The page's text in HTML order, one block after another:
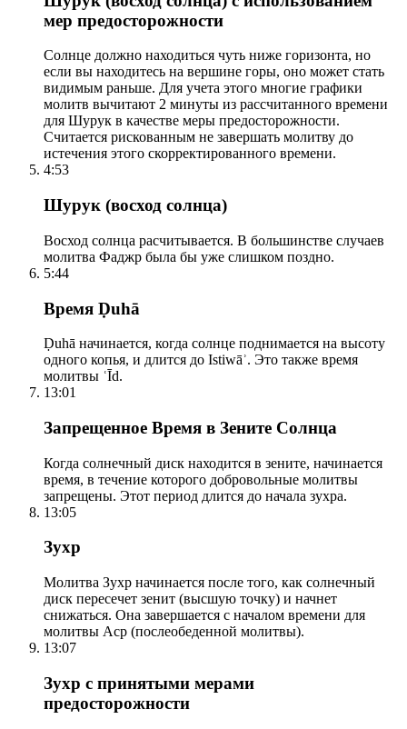
мер предосторожности
Солнце должно находиться чуть ниже горизонта, но
если вы находитесь на вершине горы, оно может стать
видимым раньше. Для учета этого многие графики
молитв вычитают 2 минуты из рассчитанного времени
для Шурук в качестве меры предосторожности.
Считается рискованным не завершать молитву до
истечения этого скорректированного времени.
4:53
Шурук (восход солнца)
Восход солнца расчитывается. В большинстве случаев
молитва Фаджр была бы уже слишком поздно.
5:44
Время Ḍuhā
Ḍuhā начинается, когда солнце поднимается на высоту
одного копья, и длится до Istiwāʾ. Это также время
молитвы ʿĪd.
13:01
Запрещенное Время в Зените Солнца
Когда солнечный диск находится в зените, начинается
время, в течение которого добровольные молитвы
запрещены. Этот период длится до начала зухра.
13:05
Зухр
Молитва Зухр начинается после того, как солнечный
диск пересечет зенит (высшую точку) и начнет
снижаться. Она завершается с началом времени для
молитвы Аср (послеобеденной молитвы).
13:07
Зухр с принятыми мерами
предосторожности